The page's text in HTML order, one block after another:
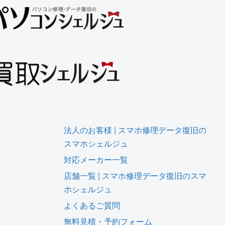
法人のお客様 | スマホ修理データ復旧の
スマホシェルジュ
対応メーカー一覧
店舗一覧 | スマホ修理データ復旧のスマ
ホシェルジュ
よくあるご質問
無料見積・予約フォーム